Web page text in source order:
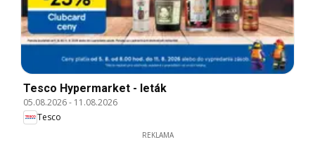
Tesco Hypermarket - leták
05.08.2026- 11.08.2026
Tesco
REKLAMA